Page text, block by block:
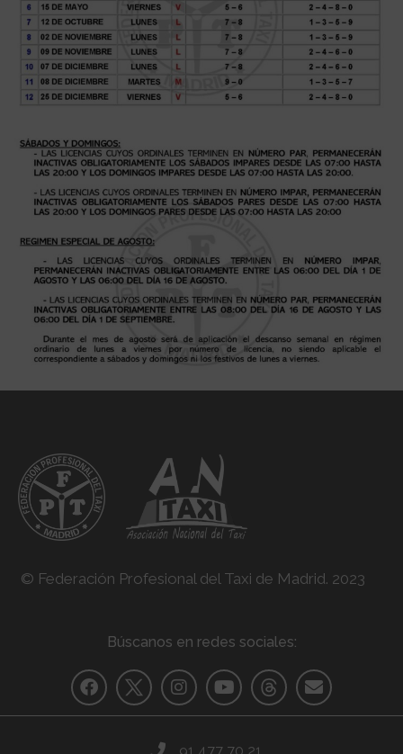
© Federación Profesional del Taxi de Madrid. 2023
Búscanos en redes sociales: